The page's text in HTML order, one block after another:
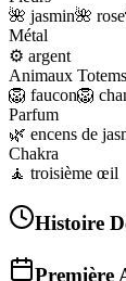
🌺 jasmin🌺 rose
Métal
⚙️ argent
Animaux Totems
🦁 faucon🦁
Parfum
🌿 encens de
Chakra
🧘 troisième œil
Histoire
Première